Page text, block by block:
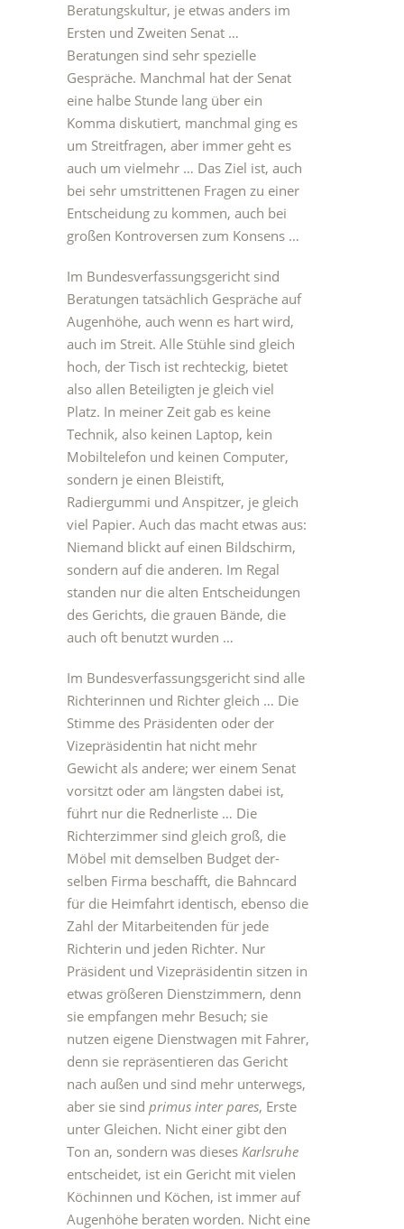
Beratungskultur, je etwas anders im
Ersten und Zweiten Senat …
Beratungen sind sehr spezielle
Gespräche. Manchmal hat der Senat
eine halbe Stunde lang über ein
Komma diskutiert, manchmal ging es
um Streitfragen, aber immer geht es
auch um vielmehr … Das Ziel ist, auch
bei sehr umstrittenen Fragen zu einer
Entscheidung zu kommen, auch bei
großen Kontroversen zum Konsens …
Im Bundesverfassungsgericht sind
Beratungen tatsächlich Gespräche auf
Augenhöhe, auch wenn es hart wird,
auch im Streit. Alle Stühle sind gleich
hoch, der Tisch ist rechteckig, bietet
also allen Beteiligten je gleich viel
Platz. In meiner Zeit gab es keine
Technik, also keinen Laptop, kein
Mobiltelefon und keinen Computer,
sondern je einen Bleistift,
Radiergummi und Anspitzer, je gleich
viel Papier. Auch das macht etwas aus:
Niemand blickt auf einen Bildschirm,
sondern auf die anderen. Im Regal
standen nur die alten Entscheidungen
des Gerichts, die grauen Bände, die
auch oft benutzt wurden …
Im Bundesverfassungsgericht sind alle
Richterinnen und Richter gleich … Die
Stimme des Präsidenten oder der
Vizepräsidentin hat nicht mehr
Gewicht als andere; wer einem Senat
vorsitzt oder am längsten dabei ist,
führt nur die Rednerliste … Die
Richterzimmer sind gleich groß, die
Möbel mit demselben Budget der-
selben Firma beschafft, die Bahncard
für die Heimfahrt identisch, ebenso die
Zahl der Mitarbeitenden für jede
Richterin und jeden Richter. Nur
Präsident und Vizepräsidentin sitzen in
etwas größeren Dienstzimmern, denn
sie empfangen mehr Besuch; sie
nutzen eigene Dienstwagen mit Fahrer,
denn sie repräsentieren das Gericht
nach außen und sind mehr unterwegs,
aber sie sind primus inter pares, Erste
unter Gleichen. Nicht einer gibt den
Ton an, sondern was dieses Karlsruhe
entscheidet, ist ein Gericht mit vielen
Köchinnen und Köchen, ist immer auf
Augenhöhe beraten worden. Nicht eine